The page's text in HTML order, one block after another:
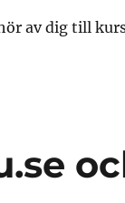
av dig till